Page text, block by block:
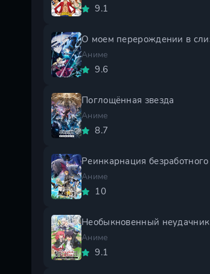
9.1
Аниме
9.6
Поглощённая звезда
Аниме
8.7
Аниме
10
Необыкновенный неудачник
Аниме
9.1